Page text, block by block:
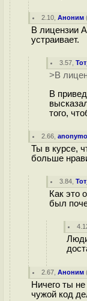
2.10 ,Аноним
В лицензии
устраивает.
3.57 ,
>В
В
того,
2.66 ,
Ты в курсе,
больше
3.84 ,
Как это
был
2.67 ,Аноним
Ничего ты
чужой код